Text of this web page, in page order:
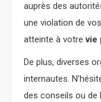
auprès des
une violation de vos
atteinte à votrevie
De plus, diverses
internautes.
des conseils ou de